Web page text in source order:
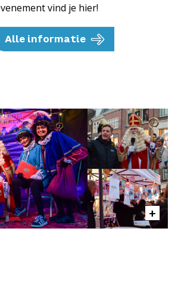
vind je hier!
Alle informatie